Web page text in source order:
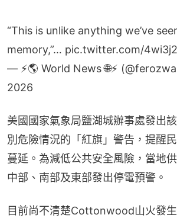
“This is unlike anything we’ve
memory,”… pic.twitter.com/
— ⚡️🌎 World News 🌐⚡️
2026
美國國家氣象局鹽湖城辦事處發出
別危險情況的「紅旗」警告，提醒
蔓延。為減低公共安全風險，當地
中部、南部及東部發出停電預警。
目前尚不清楚Cottonwood山火發